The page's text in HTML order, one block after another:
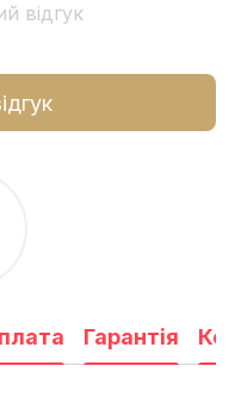
відгук
Гарантія